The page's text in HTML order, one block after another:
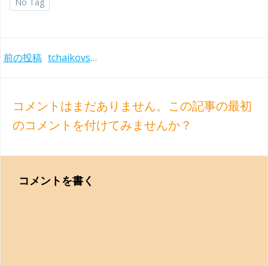
Post
前の投稿 tchaikovsky-sym6-nelsons-lgo-2018
コメントはまだありません。この記事の最初
のコメントを付けてみませんか？
コメントを書く